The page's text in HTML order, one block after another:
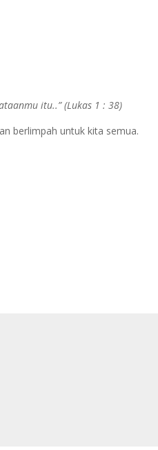
itu..” (Lukas 1 : 38)
berlimpah untuk kita semua.